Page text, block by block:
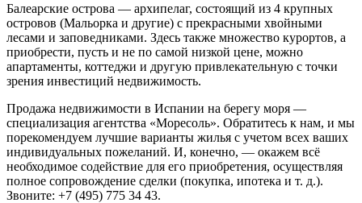
Балеарские острова — архипелаг, состоящий из 4 крупных
островов (Мальорка и другие) с прекрасными хвойными
лесами и заповедниками. Здесь также множество курортов, а
приобрести, пусть и не по самой низкой цене, можно
апартаменты, коттеджи и другую привлекательную с точки
зрения инвестиций недвижимость.
Продажа недвижимости в Испании на берегу моря —
специализация агентства «Моресоль». Обратитесь к нам, и мы
порекомендуем лучшие варианты жилья с учетом всех ваших
индивидуальных пожеланий. И, конечно, — окажем всё
необходимое содействие для его приобретения, осуществляя
полное сопровождение сделки (покупка, ипотека и т. д.).
Звоните: +7 (495) 775 34 43.